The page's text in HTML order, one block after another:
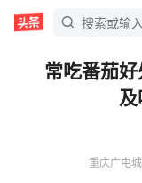
常吃番茄
重庆广电